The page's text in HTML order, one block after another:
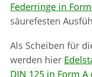
Federringe in
säurefesten
Als Scheiben für
werden hier
DIN 125 in Form A